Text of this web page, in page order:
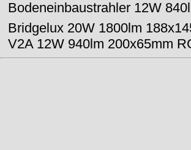
Bodeneinbaustrahler 12W
Bridgelux 20W 1800lm
V2A 12W 940lm 200x65mm